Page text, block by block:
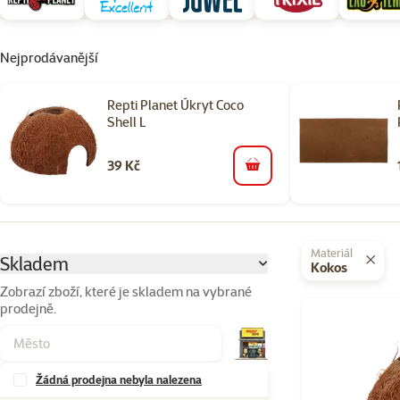
Nejprodávanější
Repti Planet Úkryt Coco
Shell L
39 Kč do košíku
Skladem
Zobrazí zboží, které je skladem na vybrané
prodejně.
Žádná prodejna nebyla nalezena
Vybrané filtry
Materiál
Kokos